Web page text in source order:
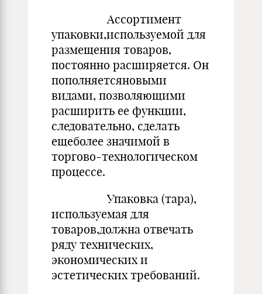
Ассортимент
упаковки,используемой для
размещения товаров,
постоянно расширяется. Он
пополняетсяновыми
видами, позволяющими
расширить ее функции,
следовательно, сде­лать
ещеболее значимой в
торгово-технологическом
процессе.
Упаковка (тара),
используемая для
товаров,должна отвечать
ряду технических,
экономических и
эстетических требований.